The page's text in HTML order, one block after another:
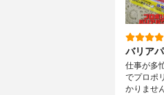
バリア
仕事が多
でプロポ
かりませ